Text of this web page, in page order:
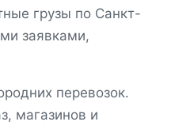
грузы по Санкт-
заявками,
перевозок.
магазинов и